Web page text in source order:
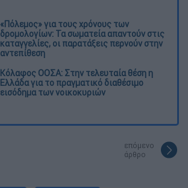
«Πόλεμος» για τους χρόνους των
δρομολογίων: Τα σωματεία απαντούν στις
καταγγελίες, οι παρατάξεις περνούν στην
αντεπίθεση
Κόλαφος ΟΟΣΑ: Στην τελευταία θέση η
Ελλάδα για το πραγματικό διαθέσιμο
εισόδημα των νοικοκυριών
επόμενο
άρθρο